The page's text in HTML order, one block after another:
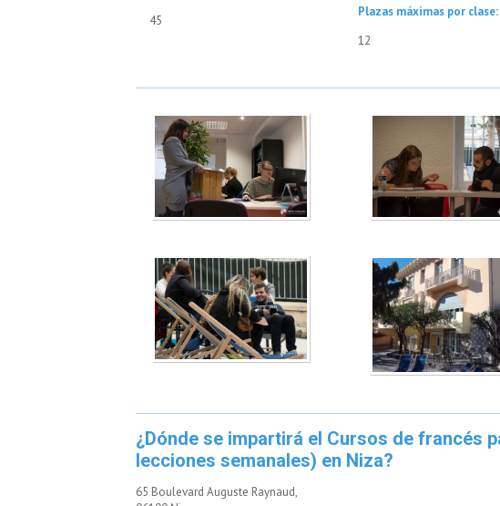
45
Plazas máximas por clase:
12
¿Dónde se impartirá el Cursos de francés
lecciones semanales) en Niza?
65 Boulevard Auguste Raynaud,